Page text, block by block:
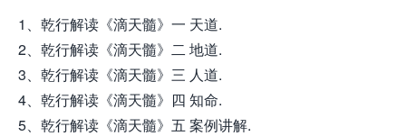
1、乾行解读《滴天髓》一 天道.
2、乾行解读《滴天髓》二 地道.
3、乾行解读《滴天髓》三 人道.
4、乾行解读《滴天髓》四 知命.
5、乾行解读《滴天髓》五 案例讲解.